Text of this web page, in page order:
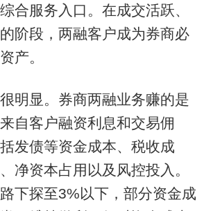
合服务入口。在成交活跃、
阶段，两融客户成为券商必
产。
显。券商两融业务赚的是
自客户融资利息和交易佣
发债等资金成本、税收成
净资本占用以及风控投入。
下探至3%以下，部分资金成